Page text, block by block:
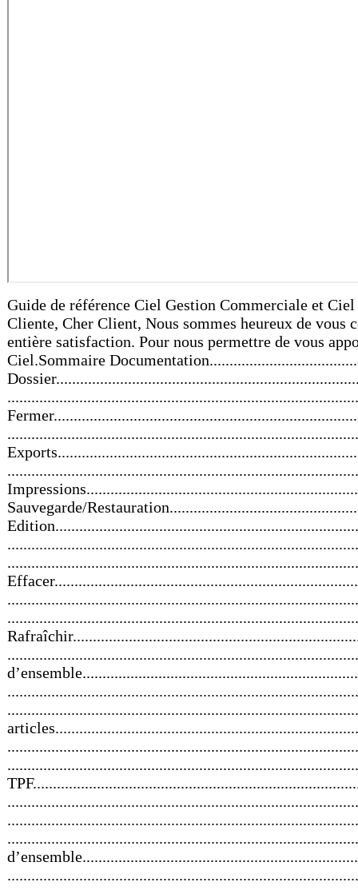
Guide de référence Ciel Gestion Commerciale et Ciel Gestion Commerciale Evolution pour Windows 11, rue de Cambrai - 75917 PARIS Cédex 19 Tél. 01.55.26.33.00 - Fax. 01.55.26.40.33 Site internet : http://www.ciel.comChère Cliente, Cher Client, Nous sommes heureux de vous compter parmi nos nouveaux clients. Le produit que vous venez d'acquérir va vous donner l'assurance de travailler avec un logiciel performant et simple à utiliser. Il vous donnera entière satisfaction. Pour nous permettre de vous apporter le meilleur service possible, nous vous remercions de nous retourner très rapidement toutes les informations nécessaires à votre référencement. Bien cordialement, L'équipe Ciel.Sommaire Documentation........................................................................................................................ 1 Naviguez dans le guide électronique ....................................................................................... 3 Menu Dossier.............................................................................................. 4 Vue d’ensemble....................................................................................................................... 5 Nouveau .................................................................................................................................. 6 Ouvrir.................................................................................................................................... 12 Fermer................................................................................................................................... 12 Paramètres ............................................................................................................................ 13 Options ................................................................................................................................. 19 Imports